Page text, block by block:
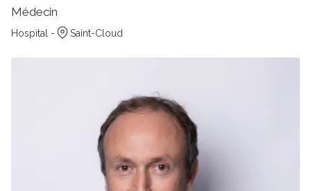
Médecin
Hospital - Saint-Cloud